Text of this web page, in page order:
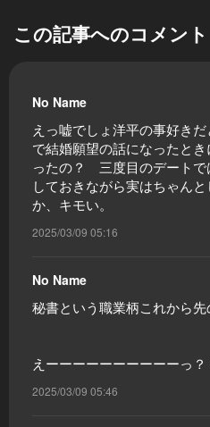
この記事へのコメント
No Name
えっ嘘でしょ洋平の事好き
で結婚願望の話になったと
ったの？ 三度目のデートで
しておきながら実はちゃん
か、キモい。
2025/03/09 05:16
No Name
秘書という職業柄これから
えーーーーーーーーーーっ？
2025/03/09 05:46